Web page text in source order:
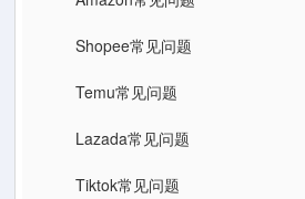
Shopee常见问题
Temu常见问题
Lazada常见问题
Tiktok常见问题